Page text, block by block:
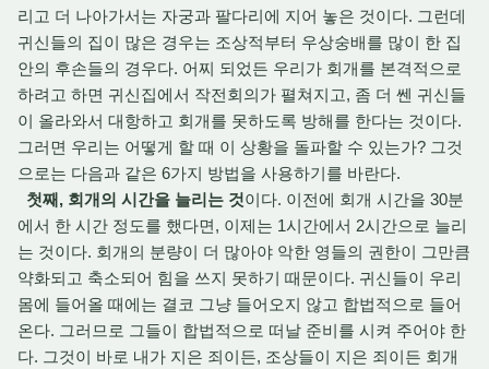
리고 더 나아가서는 자궁과 팔다리에 지어 놓은 것이다. 그런데
귀신들의 집이 많은 경우는 조상적부터 우상숭배를 많이 한 집
안의 후손들의 경우다. 어찌 되었든 우리가 회개를 본격적으로
하려고 하면 귀신집에서 작전회의가 펼쳐지고, 좀 더 쎈 귀신들
이 올라와서 대항하고 회개를 못하도록 방해를 한다는 것이다.
그러면 우리는 어떻게 할 때 이 상황을 돌파할 수 있는가? 그것
으로는 다음과 같은 6가지 방법을 사용하기를 바란다.
첫째, 회개의 시간을 늘리는 것이다. 이전에 회개 시간을 30분
에서 한 시간 정도를 했다면, 이제는 1시간에서 2시간으로 늘리
는 것이다. 회개의 분량이 더 많아야 악한 영들의 권한이 그만큼
약화되고 축소되어 힘을 쓰지 못하기 때문이다. 귀신들이 우리
몸에 들어올 때에는 결코 그냥 들어오지 않고 합법적으로 들어
온다. 그러므로 그들이 합법적으로 떠날 준비를 시켜 주어야 한
다. 그것이 바로 내가 지은 죄이든, 조상들이 지은 죄이든 회개